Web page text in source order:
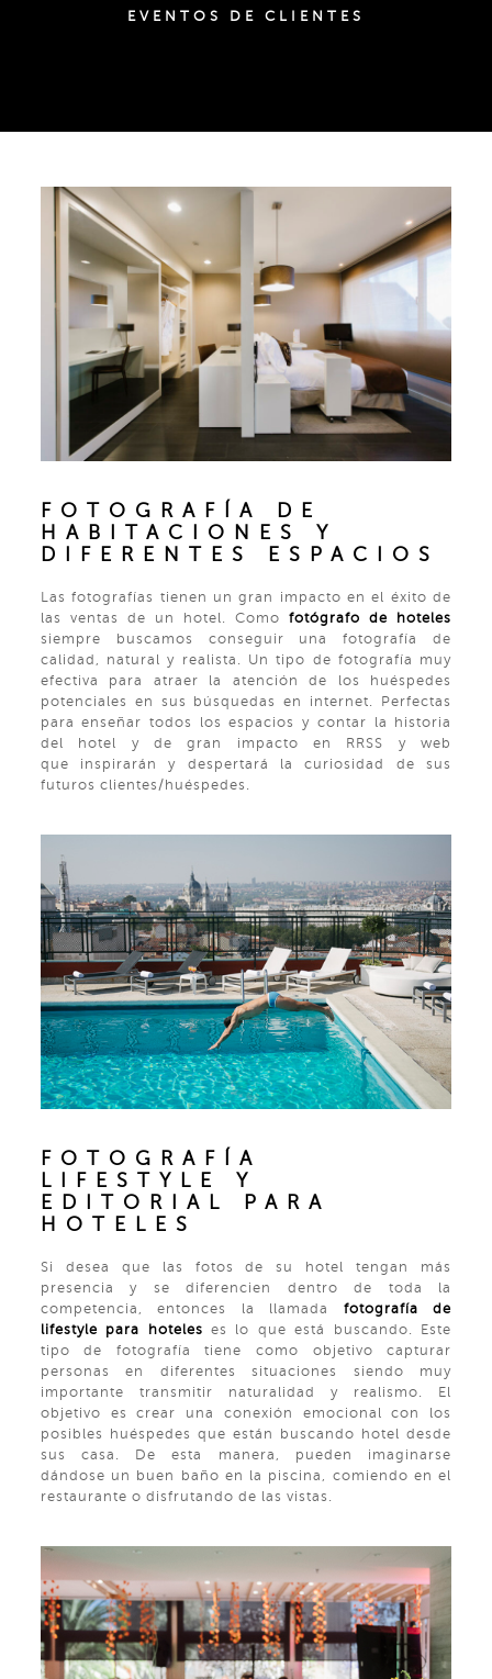
EVENTOS DE CLIENTES
FOTOGRAFÍA DE
HABITACIONES Y
DIFERENTES ESPACIOS
Las fotografías tienen un gran impacto en el éxito de
las ventas de un hotel. Comofotógrafo de hoteles
siempre buscamos conseguir una fotografía de
calidad, natural y realista. Un tipo de fotografía muy
efectiva para atraer la atención de los huéspedes
potenciales en sus búsquedas en internet. Perfectas
para enseñar todos los espacios y contar la historia
del hotel y de gran impacto en RRSS y web
que inspirarán y despertará la curiosidad de sus
futuros clientes/huéspedes.
FOTOGRAFÍA
LIFESTYLE Y
EDITORIAL PARA
HOTELES
Si desea que las fotos de su hotel tengan más
presencia y se diferencien dentro de toda la
competencia, entonces la llamada fotografía de
lifestyle para hoteles es lo que está buscando. Este
tipo de fotografía tiene como objetivo capturar
personas en diferentes situaciones siendo muy
importante transmitir naturalidad y realismo. El
objetivo es crear una conexión emocional con los
posibles huéspedes que están buscando hotel desde
sus casa. De esta manera, pueden imaginarse
dándose un buen baño en la piscina, comiendo en el
restaurante o disfrutando de las vistas.